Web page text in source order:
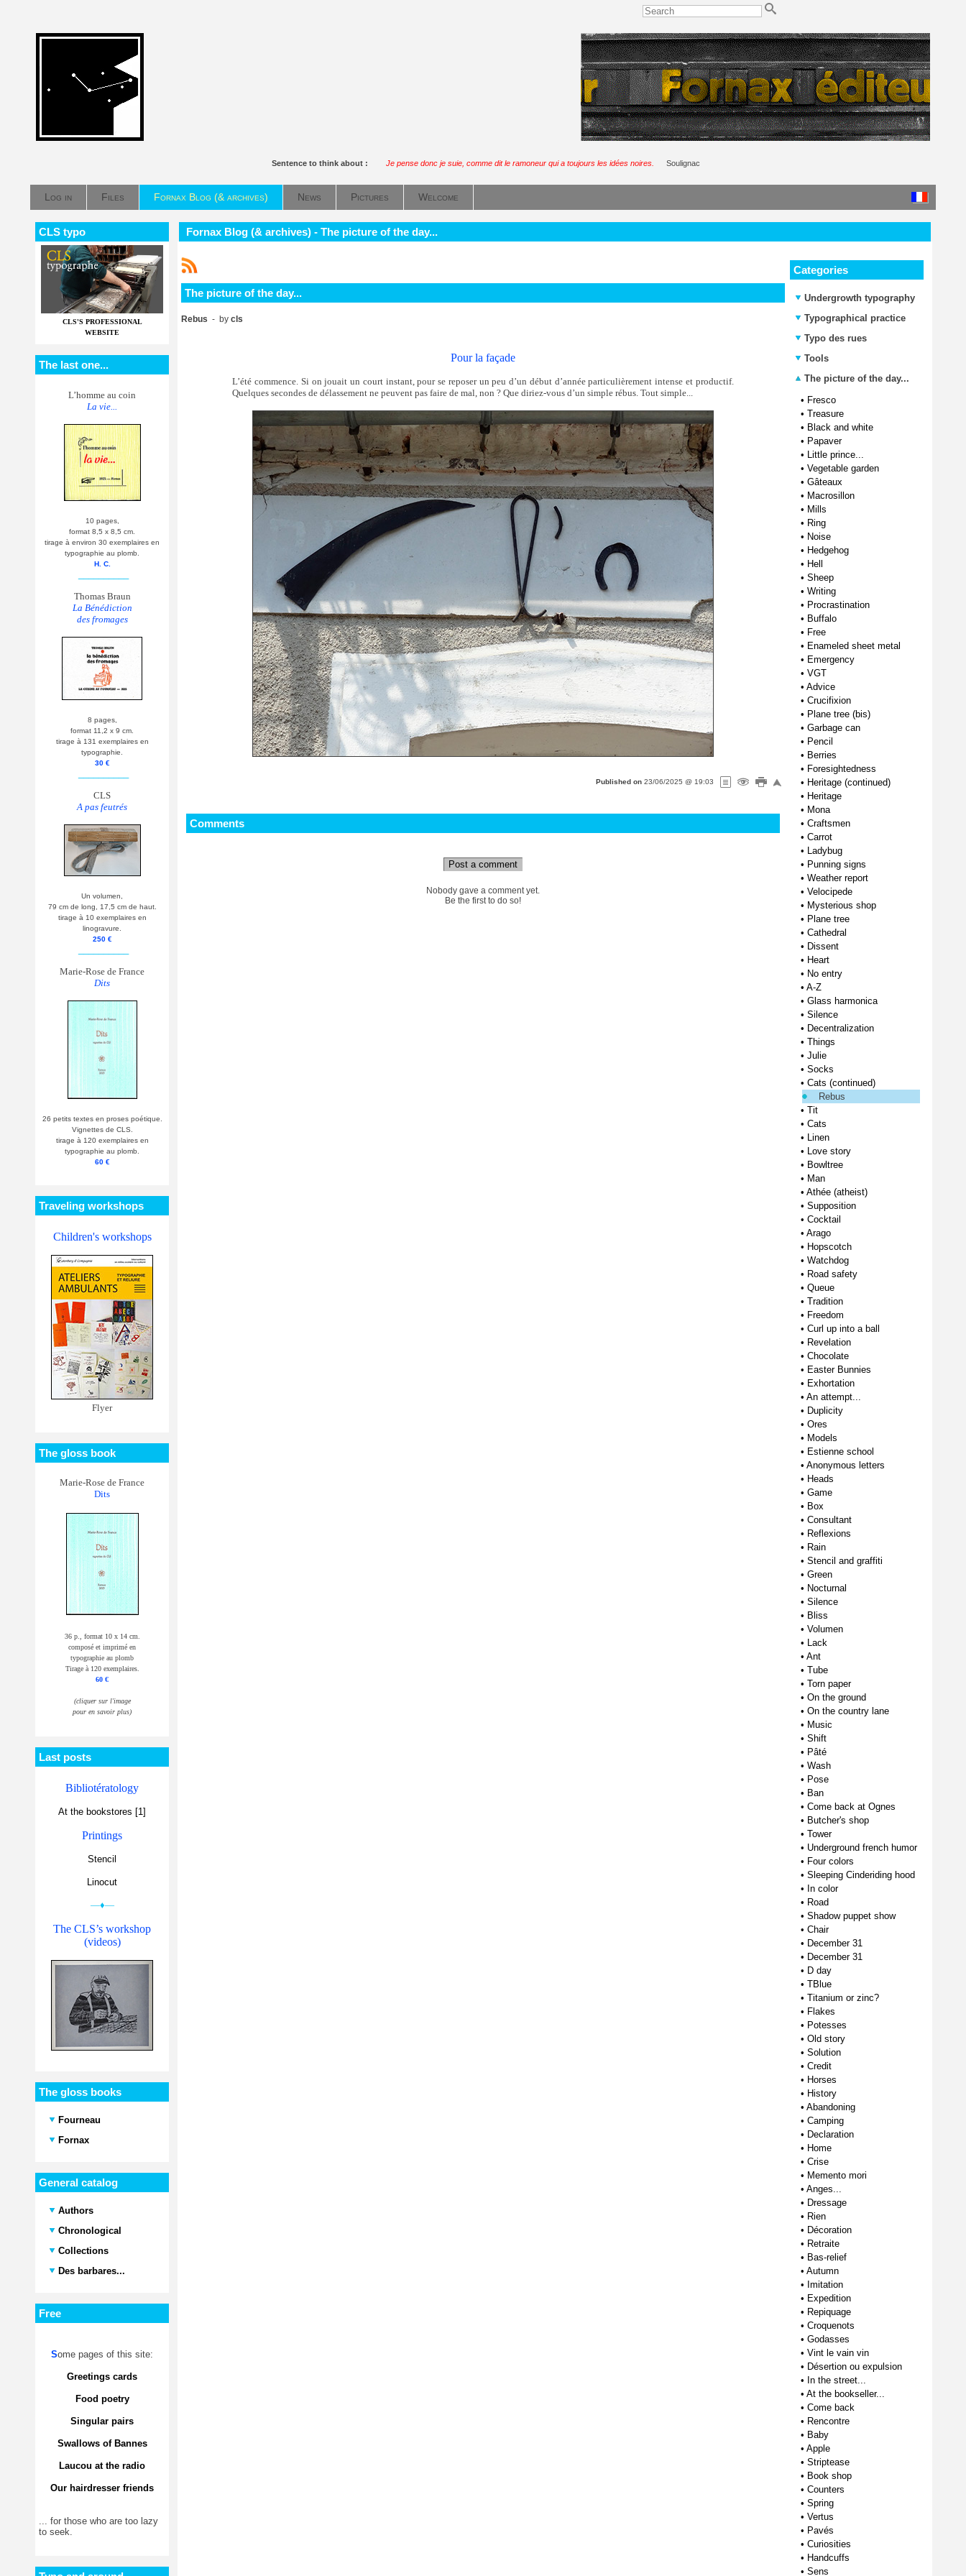
Sentence to think about : Je pense donc je suie, comme dit le ramoneur qui a toujours les idées noires. Soulignac
Log in Files Fornax Blog (& archives) News Pictures Welcome
CLS typo
CLS'S PROFESSIONAL
WEBSITE
The last one...
L’homme au coin
La vie...
10 pages,
format 8,5 x 8,5 cm.
tirage à environ 30 exemplaires en
typographie au plomb.
H. C.
Thomas Braun
La Bénédiction
des fromages
8 pages,
format 11,2 x 9 cm.
tirage à 131 exemplaires en
typographie.
30 €
CLS
A pas feutrés
Un volumen,
79 cm de long, 17,5 cm de haut.
tirage à 10 exemplaires en
linogravure.
250 €
Marie-Rose de France
Dits
26 petits textes en proses poétique.
Vignettes de CLS.
tirage à 120 exemplaires en
typographie au plomb.
60 €
Traveling workshops
Children's workshops
Flyer
The gloss book
Marie-Rose de France
Dits
36 p., format 10 x 14 cm.
composé et imprimé en
typographie au plomb
Tirage à 120 exemplaires.
60 €
(cliquer sur l'image
pour en savoir plus)
Last posts
Bibliotératology
At the bookstores [1]
Printings
Stencil
Linocut
—♦—
The CLS’s workshop
(videos)
The gloss books
Fourneau
Fornax
General catalog
Authors
Chronological
Collections
Des barbares...
Free
Some pages of this site:
Greetings cards
Food poetry
Singular pairs
Swallows of Bannes
Laucou at the radio
Our hairdresser friends
... for those who are too lazy
to seek.
Fornax Blog (& archives) - The picture of the day...
The picture of the day...
Rebus - by cls
Pour la façade
L’été commence. Si on jouait un court instant, pour se reposer un peu d’un début d’année particulièrement intense et productif.
Quelques secondes de délassement ne peuvent pas faire de mal, non ? Que diriez-vous d’un simple rébus. Tout simple...
Published on 23/06/2025 @ 19:03
Comments
Post a comment
Nobody gave a comment yet.
Be the first to do so!
Categories
Undergrowth typography
Typographical practice
Typo des rues
Tools
The picture of the day...
• Fresco
• Treasure
• Black and white
• Papaver
• Little prince...
• Vegetable garden
• Gâteaux
• Macrosillon
• Mills
• Ring
• Noise
• Hedgehog
• Hell
• Sheep
• Writing
• Procrastination
• Buffalo
• Free
• Enameled sheet metal
• Emergency
• VGT
• Advice
• Crucifixion
• Plane tree (bis)
• Garbage can
• Pencil
• Berries
• Foresightedness
• Heritage (continued)
• Heritage
• Mona
• Craftsmen
• Carrot
• Ladybug
• Punning signs
• Weather report
• Velocipede
• Mysterious shop
• Plane tree
• Cathedral
• Dissent
• Heart
• No entry
• A-Z
• Glass harmonica
• Silence
• Decentralization
• Things
• Julie
• Socks
• Cats (continued)
Rebus
• Tit
• Cats
• Linen
• Love story
• Bowltree
• Man
• Athée (atheist)
• Supposition
• Cocktail
• Arago
• Hopscotch
• Watchdog
• Road safety
• Queue
• Tradition
• Freedom
• Curl up into a ball
• Revelation
• Chocolate
• Easter Bunnies
• Exhortation
• An attempt...
• Duplicity
• Ores
• Models
• Estienne school
• Anonymous letters
• Heads
• Game
• Box
• Consultant
• Reflexions
• Rain
• Stencil and graffiti
• Green
• Nocturnal
• Silence
• Bliss
• Volumen
• Lack
• Ant
• Tube
• Torn paper
• On the ground
• On the country lane
• Music
• Shift
• Pâté
• Wash
• Pose
• Ban
• Come back at Ognes
• Butcher's shop
• Tower
• Underground french humor
• Four colors
• Sleeping Cinderiding hood
• In color
• Road
• Shadow puppet show
• Chair
• December 31
• December 31
• D day
• TBlue
• Titanium or zinc?
• Flakes
• Potesses
• Old story
• Solution
• Credit
• Horses
• History
• Abandoning
• Camping
• Declaration
• Home
• Crise
• Memento mori
• Anges...
• Dressage
• Rien
• Décoration
• Retraite
• Bas-relief
• Autumn
• Imitation
• Expedition
• Repiquage
• Croquenots
• Godasses
• Vint le vain vin
• Désertion ou expulsion
• In the street...
• At the bookseller...
• Come back
• Rencontre
• Baby
• Apple
• Striptease
• Book shop
• Counters
• Spring
• Vertus
• Pavés
• Curiosities
• Handcuffs
• Sens